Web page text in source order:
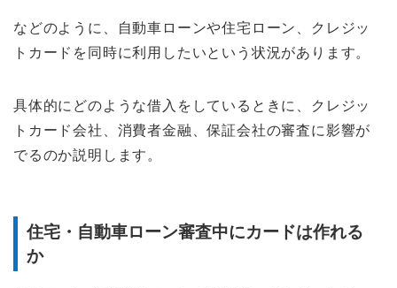
などのように、自動車ローンや住宅ローン、クレジッ
トカードを同時に利用したいという状況があります。
具体的にどのような借入をしているときに、クレジッ
トカード会社、消費者金融、保証会社の審査に影響が
でるのか説明します。
住宅・自動車ローン審査中にカードは作れる
か